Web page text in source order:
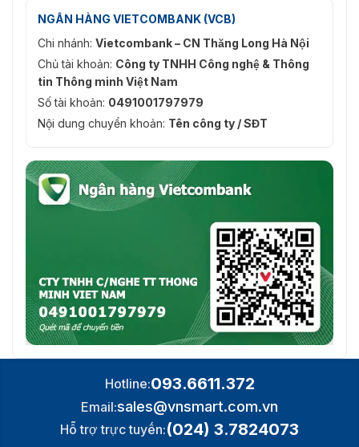
NGÂN HÀNG VIETCOMBANK (VCB)
Chi nhánh: Vietcombank – CN Thăng Long Hà Nội
Chủ tài khoản: Công ty TNHH Công nghệ & Thông
tin Thông minh Việt Nam
Số tài khoản: 0491001797979
Nội dung chuyển khoản: Tên công ty / SĐT
Hotline:093.6611.372
Email:sales@vnsmart.com.vn
Hỗ trợ trực tuyến:(024) 3.7824073